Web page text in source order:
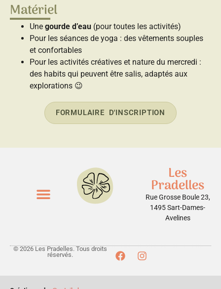
Matériel
Une gourde d’eau (pour toutes les activités)
Pour les séances de yoga : des vêtements souples
et confortables
Pour les activités créatives et nature du mercredi :
des habits qui peuvent être salis, adaptés aux
explorations 😉
FORMULAIRE D'INSCRIPTION
Les
Pradelles
Rue Grosse Boule 23,
1495 Sart-Dames-
Avelines
© 2026 Les Pradelles. Tous droits
réservés.